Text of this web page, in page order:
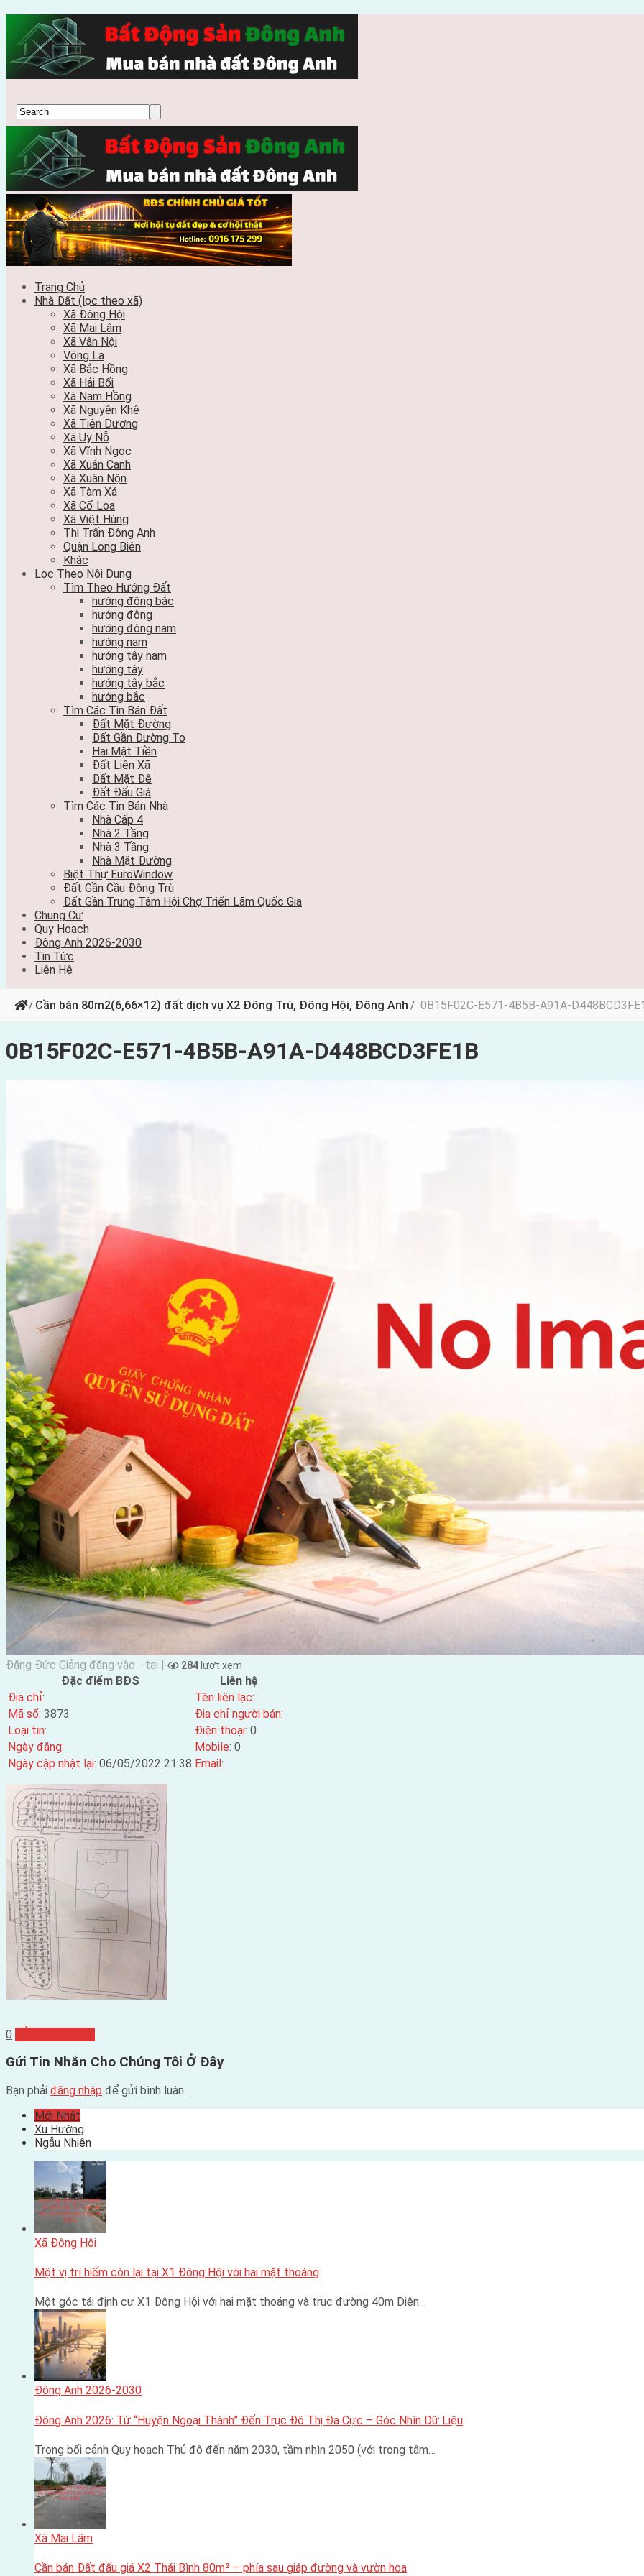
Trang Chủ
Nhà Đất (lọc theo xã)
Xã Đông Hội
Xã Mai Lâm
Xã Vân Nội
Võng La
Xã Bắc Hồng
Xã Hải Bối
Xã Nam Hồng
Xã Nguyên Khê
Xã Tiên Dương
Xã Uy Nỗ
Xã Vĩnh Ngọc
Xã Xuân Canh
Xã Xuân Nộn
Xã Tàm Xá
Xã Cổ Loa
Xã Việt Hùng
Thị Trấn Đông Anh
Quận Long Biên
Khác
Lọc Theo Nội Dung
Tìm Theo Hướng Đất
hướng đông bắc
hướng đông
hướng đông nam
hướng nam
hướng tây nam
hướng tây
hướng tây bắc
hướng bắc
Tìm Các Tin Bán Đất
Đất Mặt Đường
Đất Gần Đường To
Hai Mặt Tiền
Đất Liên Xã
Đất Mặt Đê
Đất Đấu Giá
Tìm Các Tin Bán Nhà
Nhà Cấp 4
Nhà 2 Tầng
Nhà 3 Tầng
Nhà Mặt Đường
Biệt Thự EuroWindow
Đất Gần Cầu Đông Trù
Đất Gần Trung Tâm Hội Chợ Triển Lãm Quốc Gia
Chung Cư
Quy Hoạch
Đông Anh 2026-2030
Tin Tức
Liên Hệ
/ Cần bán 80m2(6,66×12) đất dịch vụ X2 Đông Trù, Đông Hội, Đông Anh / 0B15F02C-E571-4B5B-A91A-
0B15F02C-E571-4B5B-A91A-D448BCD3FE1B
Đặng Đức Giảng đăng vào - tại | 284 lượt xem
Đặc điểm BĐS
Liên hệ
Địa chỉ:
Tên liên lạc:
Mã số: 3873
Địa chỉ người bán:
Loại tin:
Điện thoại: 0
Ngày đăng:
Mobile: 0
Ngày cập nhật lại: 06/05/2022 21:38 Email:
0
Gửi Tin Nhắn Cho Chúng Tôi Ở Đây
Bạn phải đăng nhập để gửi bình luận.
Mới Nhất
Xu Hướng
Ngẫu Nhiên
Xã Đông Hội
Một vị trí hiếm còn lại tại X1 Đông Hội với hai mặt thoáng
Một góc tái định cư X1 Đông Hội với hai mặt thoáng và trục đường 40m Diện…
Đông Anh 2026-2030
Đông Anh 2026: Từ “Huyện Ngoại Thành” Đến Trục Đô Thị Đa Cực – Góc Nhìn Dữ Liệu
Trong bối cảnh Quy hoạch Thủ đô đến năm 2030, tầm nhìn 2050 (với trọng tâm…
Xã Mai Lâm
Cần bán Đất đấu giá X2 Thái Bình 80m² – phía sau giáp đường và vườn hoa